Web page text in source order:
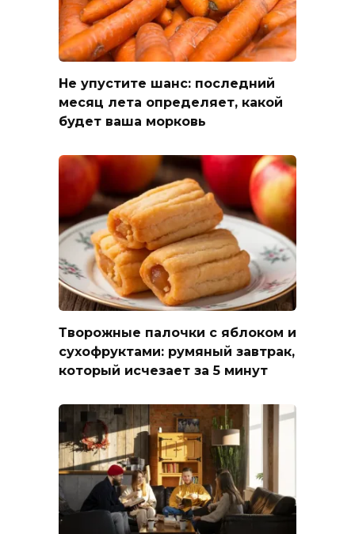
Не упустите шанс: последний
месяц лета определяет, какой
будет ваша морковь
Творожные палочки с яблоком и
сухофруктами: румяный завтрак,
который исчезает за 5 минут